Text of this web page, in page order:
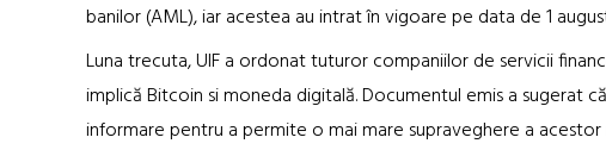
banilor (AML), iar acestea au intrat în vigoare pe data de 1
Luna trecuta, UIF a ordonat tuturor companiilor de servicii
implică Bitcoin si moneda digitală. Documentul emis a sugerat
informare pentru a permite o mai mare supraveghere a